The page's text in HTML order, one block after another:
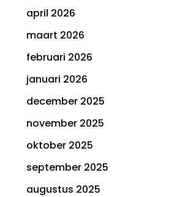
april 2026
maart 2026
februari 2026
januari 2026
december 2025
november 2025
oktober 2025
september 2025
augustus 2025